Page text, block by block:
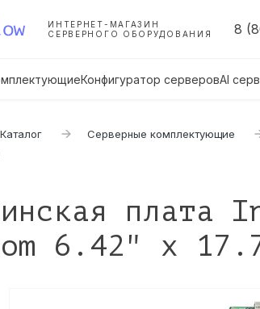
ИНТЕРНЕТ-МАГАЗИН
СЕРВЕРНОГО ОБОРУДОВАНИЯ
8
Конфигуратор серверовAI
Каталог Серверные комплектующие
плата
6.42" x